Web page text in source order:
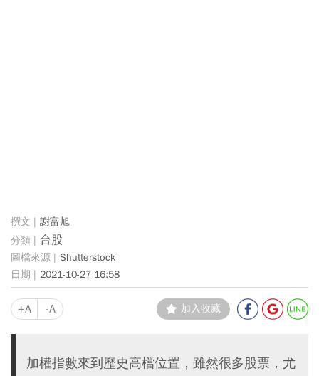
謝富旭
台股
Shutterstock
2021-10-27 16:58
+A -A 加入收藏
加權指數來到歷史高檔位置，雖然很多股票，尤